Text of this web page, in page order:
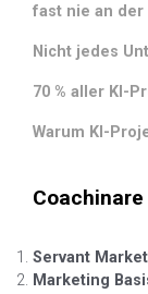
fast nie an der
Nicht jedes
70 % aller KI-
Warum KI-
Coachinare
Servant
Marketing